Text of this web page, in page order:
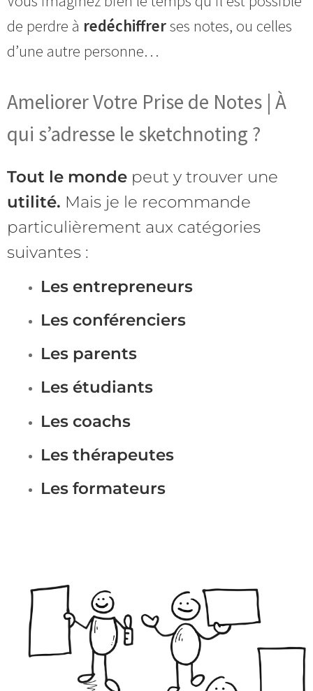
de perdre à redéchiffrerses notes, ou celles
d’une autre personne…
Ameliorer Votre Prise de Notes | À
qui s’adresse le sketchnoting ?
Tout le monde peut y trouver une
utilité. Mais je le recommande
particulièrement aux catégories
suivantes :
Les entrepreneurs
Les conférenciers
Les parents
Les étudiants
Les coachs
Les thérapeutes
Les formateurs